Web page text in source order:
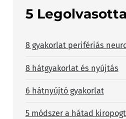
5
8 gyakorlat perifériás
8 hátgyakorlat és nyújtás
6 hátnyújtó gyakorlat
5 módszer a hátad